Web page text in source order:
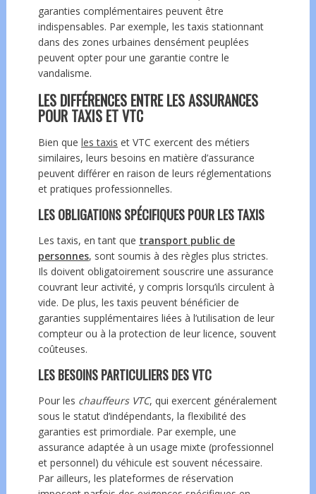
garanties complémentaires peuvent être
indispensables. Par exemple, les taxis stationnant
dans des zones urbaines densément peuplées
peuvent opter pour une garantie contre le
vandalisme.
LES DIFFÉRENCES ENTRE LES ASSURANCES
POUR TAXIS ET VTC
Bien que les taxis et VTC exercent des métiers
similaires, leurs besoins en matière d’assurance
peuvent différer en raison de leurs réglementations
et pratiques professionnelles.
LES OBLIGATIONS SPÉCIFIQUES POUR LES TAXIS
Les taxis, en tant que transport public de
personnes, sont soumis à des règles plus strictes.
Ils doivent obligatoirement souscrire une assurance
couvrant leur activité, y compris lorsqu’ils circulent à
vide. De plus, les taxis peuvent bénéficier de
garanties supplémentaires liées à l’utilisation de leur
compteur ou à la protection de leur licence, souvent
coûteuses.
LES BESOINS PARTICULIERS DES VTC
Pour les chauffeurs VTC, qui exercent généralement
sous le statut d’indépendants, la flexibilité des
garanties est primordiale. Par exemple, une
assurance adaptée à un usage mixte (professionnel
et personnel) du véhicule est souvent nécessaire.
Par ailleurs, les plateformes de réservation